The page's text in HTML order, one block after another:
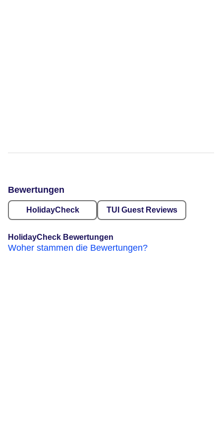
Bewertungen
HolidayCheck TUI Guest Reviews
HolidayCheck Bewertungen
Woher stammen die Bewertungen?